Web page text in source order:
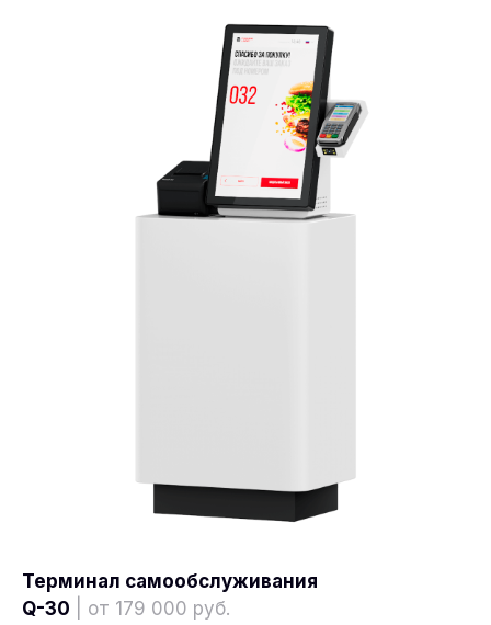
Терминал самообслуживания
Q-30 | от 179 000 руб.